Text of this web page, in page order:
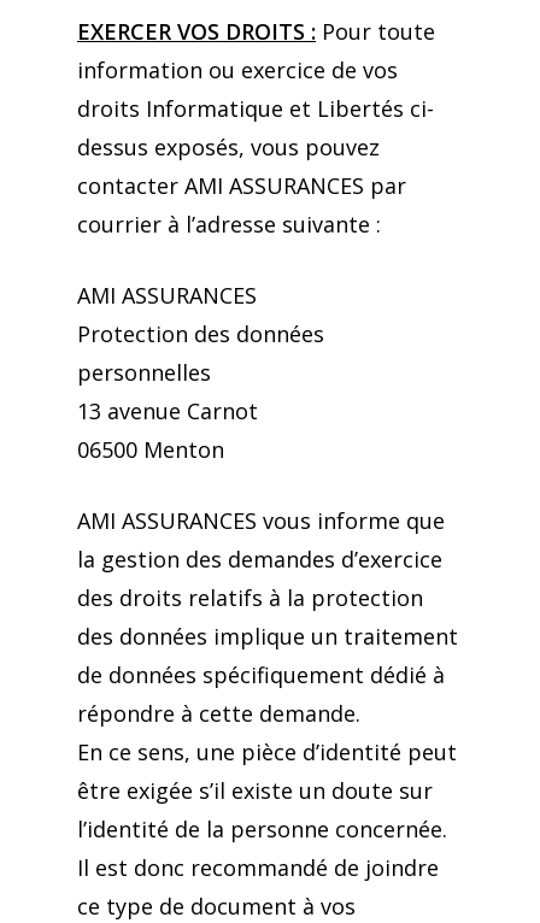
EXERCER VOS DROITS : Pour toute
information ou exercice de vos
droits Informatique et Libertés ci-
dessus exposés, vous pouvez
contacter AMI ASSURANCES par
courrier à l’adresse suivante :
AMI ASSURANCES
Protection des données
personnelles
13 avenue Carnot
06500 Menton
AMI ASSURANCES vous informe que
la gestion des demandes d’exercice
des droits relatifs à la protection
des données implique un traitement
de données spécifiquement dédié à
répondre à cette demande.
En ce sens, une pièce d’identité peut
être exigée s’il existe un doute sur
l’identité de la personne concernée.
Il est donc recommandé de joindre
ce type de document à vos